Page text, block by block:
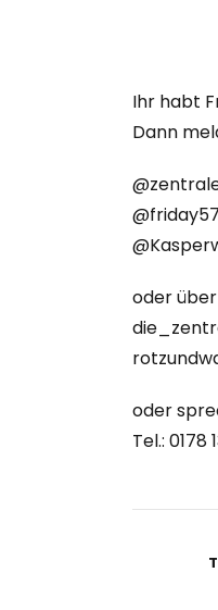
Ihr habt
Dann
oder
oder
Tel.: 0178